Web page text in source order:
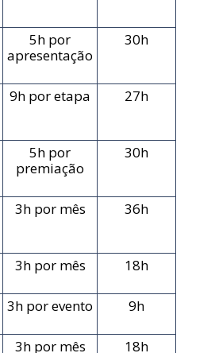
5h por
apresentação
30h
9h por etapa 27h
5h por
premiação
30h
3h por mês 36h
3h por mês 18h
3h por evento 9h
3h por mês
18h